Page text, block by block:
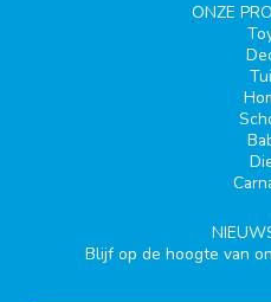
ONZE
Blijf op de hoogte van